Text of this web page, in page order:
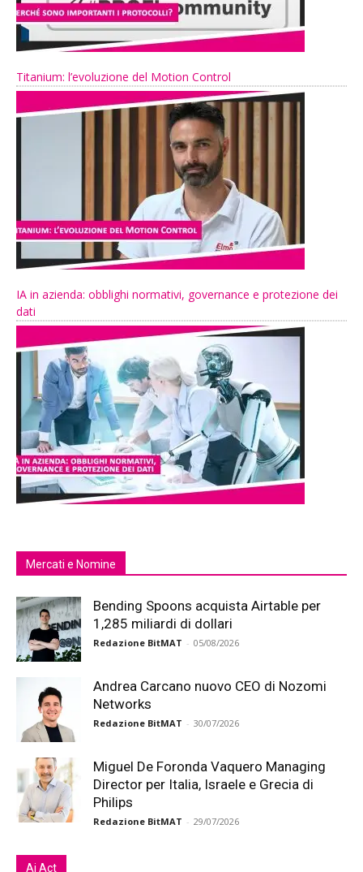
Titanium: l’evoluzione del Motion Control
IA in azienda: obblighi normativi, governance e protezione dei
dati
Mercati e Nomine
Bending Spoons acquista Airtable per
1,285 miliardi di dollari
Redazione BitMAT - 05/08/2026
Andrea Carcano nuovo CEO di Nozomi
Networks
Redazione BitMAT - 30/07/2026
Miguel De Foronda Vaquero Managing
Director per Italia, Israele e Grecia di
Philips
Redazione BitMAT - 29/07/2026
Ai Act